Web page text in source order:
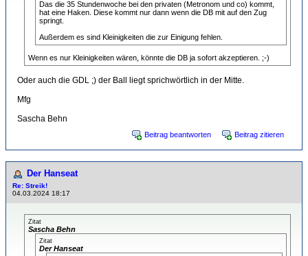
Das die 35 Stundenwoche bei den privaten (Metronom und co) kommt,
hat eine Haken. Diese kommt nur dann wenn die DB mit auf den Zug
springt.
Außerdem es sind Kleinigkeiten die zur Einigung fehlen.
Wenn es nur Kleinigkeiten wären, könnte die DB ja sofort akzeptieren. ;-)
Oder auch die GDL ;) der Ball liegt sprichwörtlich in der Mitte.
Mfg
Sascha Behn
Beitrag beantworten Beitrag zitieren
Der Hanseat
Re: Streik!
04.03.2024 18:17
Zitat
Sascha Behn
Zitat
Der Hanseat